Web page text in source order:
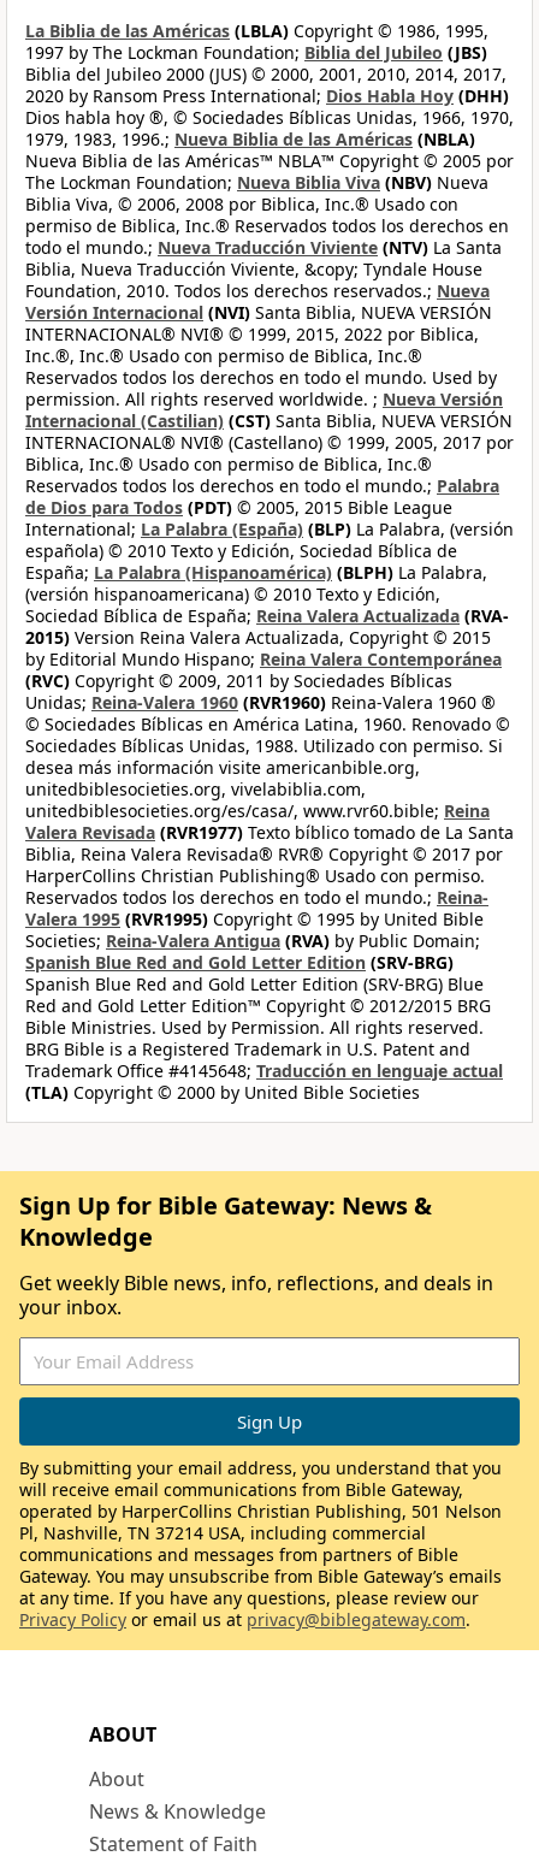
La Biblia de las Américas (LBLA) Copyright © 1986, 1995,
1997 by The Lockman Foundation; Biblia del Jubileo (JBS)
Biblia del Jubileo 2000 (JUS) © 2000, 2001, 2010, 2014, 2017,
2020 by Ransom Press International; Dios Habla Hoy (DHH)
Dios habla hoy ®, © Sociedades Bíblicas Unidas, 1966, 1970,
1979, 1983, 1996.; Nueva Biblia de las Américas (NBLA)
Nueva Biblia de las Américas™ NBLA™ Copyright © 2005 por
The Lockman Foundation; Nueva Biblia Viva (NBV) Nueva
Biblia Viva, © 2006, 2008 por Biblica, Inc.® Usado con
permiso de Biblica, Inc.® Reservados todos los derechos en
todo el mundo.; Nueva Traducción Viviente (NTV) La Santa
Biblia, Nueva Traducción Viviente, &copy; Tyndale House
Foundation, 2010. Todos los derechos reservados.; Nueva
Versión Internacional (NVI) Santa Biblia, NUEVA VERSIÓN
INTERNACIONAL® NVI® © 1999, 2015, 2022 por Biblica,
Inc.®, Inc.® Usado con permiso de Biblica, Inc.®
Reservados todos los derechos en todo el mundo. Used by
permission. All rights reserved worldwide. ; Nueva Versión
Internacional (Castilian) (CST) Santa Biblia, NUEVA VERSIÓN
INTERNACIONAL® NVI® (Castellano) © 1999, 2005, 2017 por
Biblica, Inc.® Usado con permiso de Biblica, Inc.®
Reservados todos los derechos en todo el mundo.; Palabra
de Dios para Todos (PDT) © 2005, 2015 Bible League
International; La Palabra (España) (BLP) La Palabra, (versión
española) © 2010 Texto y Edición, Sociedad Bíblica de
España; La Palabra (Hispanoamérica) (BLPH) La Palabra,
(versión hispanoamericana) © 2010 Texto y Edición,
Sociedad Bíblica de España; Reina Valera Actualizada (RVA-
2015) Version Reina Valera Actualizada, Copyright © 2015
by Editorial Mundo Hispano; Reina Valera Contemporánea
(RVC) Copyright © 2009, 2011 by Sociedades Bíblicas
Unidas; Reina-Valera 1960 (RVR1960) Reina-Valera 1960 ®
© Sociedades Bíblicas en América Latina, 1960. Renovado ©
Sociedades Bíblicas Unidas, 1988. Utilizado con permiso. Si
desea más información visite americanbible.org,
unitedbiblesocieties.org, vivelabiblia.com,
unitedbiblesocieties.org/es/casa/, www.rvr60.bible; Reina
Valera Revisada (RVR1977) Texto bíblico tomado de La Santa
Biblia, Reina Valera Revisada® RVR® Copyright © 2017 por
HarperCollins Christian Publishing® Usado con permiso.
Reservados todos los derechos en todo el mundo.; Reina-
Valera 1995 (RVR1995) Copyright © 1995 by United Bible
Societies; Reina-Valera Antigua (RVA) by Public Domain;
Spanish Blue Red and Gold Letter Edition (SRV-BRG)
Spanish Blue Red and Gold Letter Edition (SRV-BRG) Blue
Red and Gold Letter Edition™ Copyright © 2012/2015 BRG
Bible Ministries. Used by Permission. All rights reserved.
BRG Bible is a Registered Trademark in U.S. Patent and
Trademark Office #4145648; Traducción en lenguaje actual
(TLA) Copyright © 2000 by United Bible Societies
ABOUT
About
News & Knowledge
Statement of Faith
Sign Up for Bible Gateway: News &
Knowledge
Get weekly Bible news, info, reflections, and deals in
your inbox.
By submitting your email address, you understand that you
will receive email communications from Bible Gateway,
operated by HarperCollins Christian Publishing, 501 Nelson
Pl, Nashville, TN 37214 USA, including commercial
communications and messages from partners of Bible
Gateway. You may unsubscribe from Bible Gateway’s emails
at any time. If you have any questions, please review our
Privacy Policy or email us at privacy@biblegateway.com.